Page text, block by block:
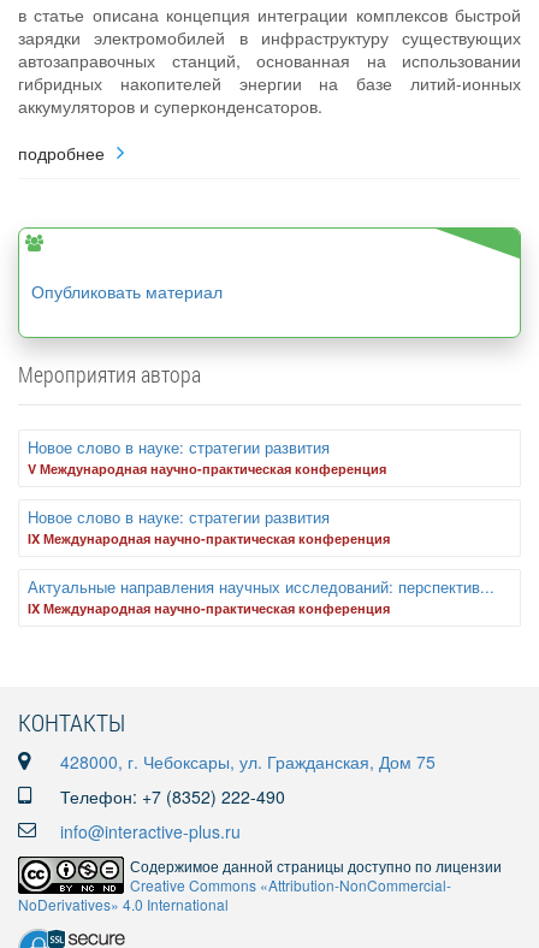
в статье описана концепция интеграции комплексов быстрой
зарядки электромобилей в инфраструктуру существующих
автозаправочных станций, основанная на использовании
гибридных накопителей энергии на базе литий-ионных
аккумуляторов и суперконденсаторов.
подробнее
Опубликовать материал
Мероприятия автора
Новое слово в науке: стратегии развития
V Международная научно-практическая конференция
Новое слово в науке: стратегии развития
IX Международная научно-практическая конференция
Актуальные направления научных исследований: перспектив...
IX Международная научно-практическая конференция
КОНТАКТЫ
428000, г. Чебоксары, ул. Гражданская, Дом 75
Телефон: +7 (8352) 222-490
info@interactive-plus.ru
Содержимое данной страницы доступно по лицензии
Creative Commons «Attribution-NonCommercial-
NoDerivatives» 4.0 International